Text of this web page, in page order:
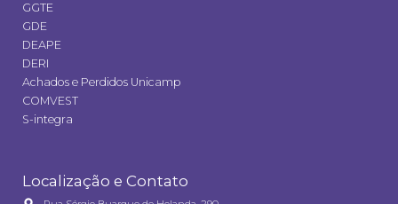
GGTE
GDE
DEAPE
DERI
Achados e Perdidos Unicamp
COMVEST
S-integra
Localização e Contato